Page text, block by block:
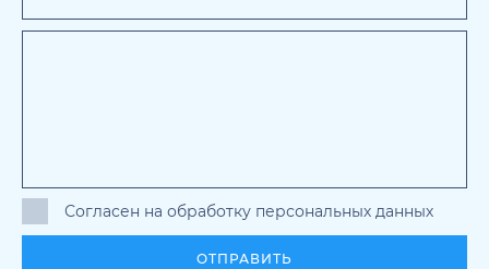
Согласен на обработку персональных данных
ОТПРАВИТЬ